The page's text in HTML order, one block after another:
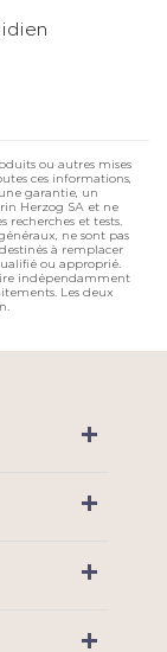
ou autres mises
ces informations,
garantie, un
Herzog SA et ne
recherches et tests.
ne sont pas
à remplacer
ou approprié.
indépendamment
Les deux